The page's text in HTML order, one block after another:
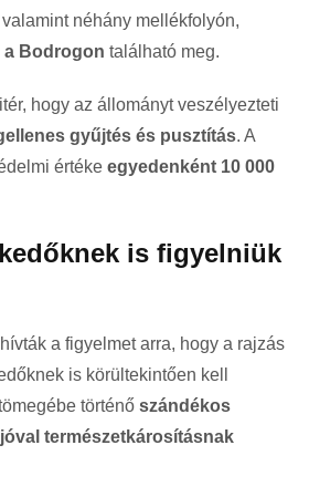
valamint néhány mellékfolyón,
a Bodrogon található meg.
hogy az állományt veszélyezteti
gyűjtés és pusztítás. A
értéke egyedenként 10 000
is figyelniük
a figyelmet arra, hogy a rajzás
is körültekintően kell
történő szándékos
természetkárosításnak